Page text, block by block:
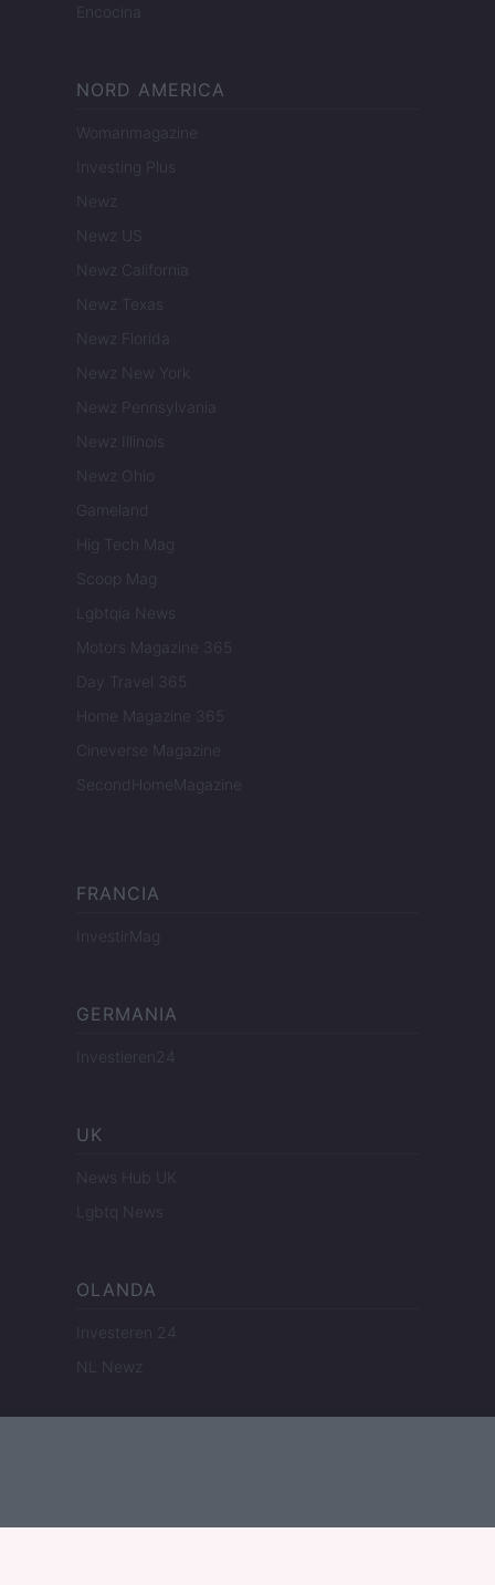
Encocina
NORD AMERICA
Womanmagazine
Investing Plus
Newz
Newz US
Newz California
Newz Texas
Newz Florida
Newz New York
Newz Pennsylvania
Newz Illinois
Newz Ohio
Gameland
Hig Tech Mag
Scoop Mag
Lgbtqia News
Motors Magazine 365
Day Travel 365
Home Magazine 365
Cineverse Magazine
SecondHomeMagazine
FRANCIA
InvestirMag
GERMANIA
Investieren24
UK
News Hub UK
Lgbtq News
OLANDA
Investeren 24
NL Newz